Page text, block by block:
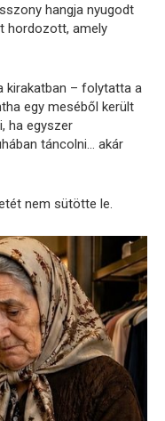
hangja nyugodt
hordozott, amely
kirakatban – folytatta a
egy meséből került
ha egyszer
táncolni… akár
nem sütötte le.